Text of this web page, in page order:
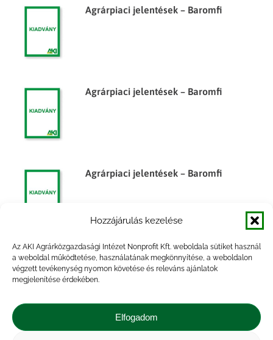
Hozzájárulás kezelése
Az AKI Agrárközgazdasági Intézet Nonprofit Kft. weboldala sütiket használ
a weboldal működtetése, használatának megkönnyítése, a weboldalon
végzett tevékenység nyomon követése és releváns ajánlatok
megjelenítése érdekében.
Elfogadom
Agrárpiaci jelentések – Baromfi
Agrárpiaci jelentések – Baromfi
Agrárpiaci jelentések – Baromfi
Az élelmiszergazdaság
külkereskedelme, 2014. év